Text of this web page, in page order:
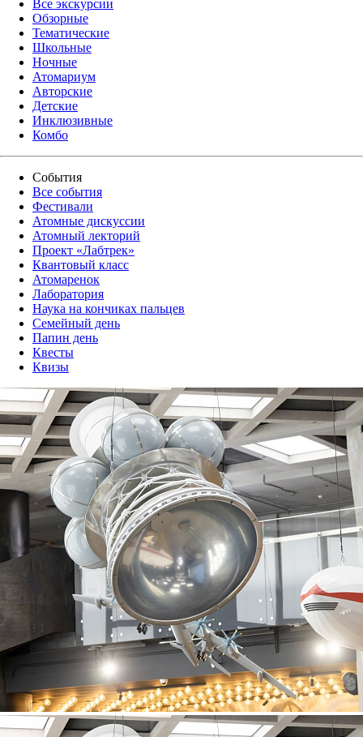
Все экскурсии
Обзорные
Тематические
Школьные
Ночные
Атомариум
Авторские
Детские
Инклюзивные
Комбо
События
Все события
Фестивали
Атомные дискуссии
Атомный лекторий
Проект «Лабтрек»
Квантовый класс
Атомаренок
Лаборатория
Наука на кончиках пальцев
Семейный день
Папин день
Квесты
Квизы